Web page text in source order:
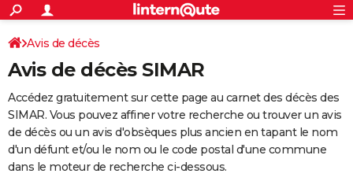
ACTUALITÉS
Politique
Société
Faits Divers
Education
Monde
Villes
+
SPORT
Coupe du monde 2026
Football
Tennis
Cyclisme
Rugby
Forum
Programme TV
TNT
Streaming
Cinéma
Sorties cinéma
Musique
+
FINANCE
Retraite
Impôts
Epargne
Immobilier
Risques naturels par ville
Banque
Assurance
Crédit
AUTO
Essais
Réserver un essai
Citadines
Berlines
SUV
Forum auto
+
Avis de décès
Avis de décès SIMAR
Accédez gratuitement sur cette page au carnet des décès des
SIMAR. Vous pouvez affiner votre recherche ou trouver un avis
de décès ou un avis d'obsèques plus ancien en tapant le nom
d'un défunt et/ou le nom ou le code postal d'une commune
dans le moteur de recherche ci-dessous.